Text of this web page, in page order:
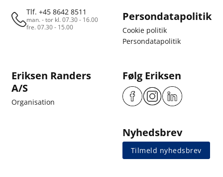
Tlf. +45 8642 8511
man. - tor kl. 07.30 - 16.00
fre. 07.30 - 15.00
Persondatapolitik
Cookie politik
Persondatapolitik
Eriksen Randers
A/S
Organisation
Følg Eriksen
Nyhedsbrev
Tilmeld nyhedsbrev